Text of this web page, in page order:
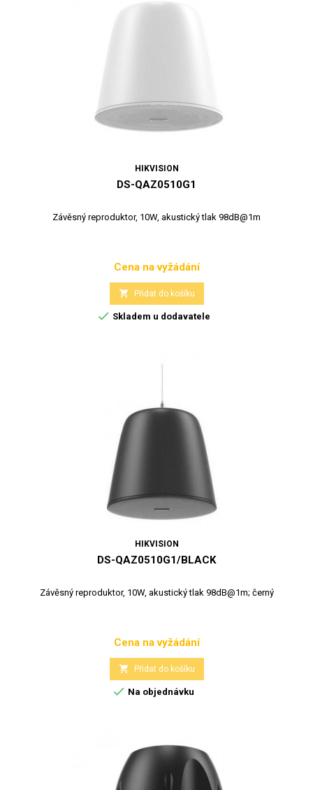
HIKVISION
DS-QAZ0510G1
Závěsný reproduktor, 10W, akustický tlak 98dB@1m
Cena
Cena na vyžádání
 Přidat do košíku
 Skladem u dodavatele
HIKVISION
DS-QAZ0510G1/BLACK
Závěsný reproduktor, 10W, akustický tlak 98dB@1m; černý
Cena
Cena na vyžádání
 Přidat do košíku
 Na objednávku